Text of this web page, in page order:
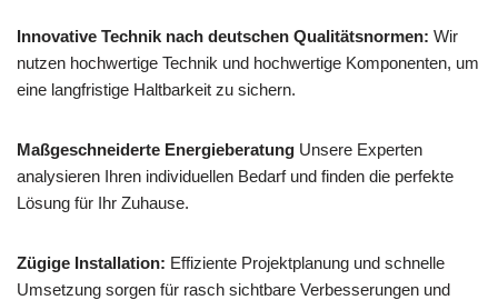
Innovative Technik nach deutschen Qualitätsnormen: Wir
nutzen hochwertige Technik und hochwertige Komponenten, um
eine langfristige Haltbarkeit zu sichern.
Maßgeschneiderte Energieberatung Unsere Experten
analysieren Ihren individuellen Bedarf und finden die perfekte
Lösung für Ihr Zuhause.
Zügige Installation: Effiziente Projektplanung und schnelle
Umsetzung sorgen für rasch sichtbare Verbesserungen und